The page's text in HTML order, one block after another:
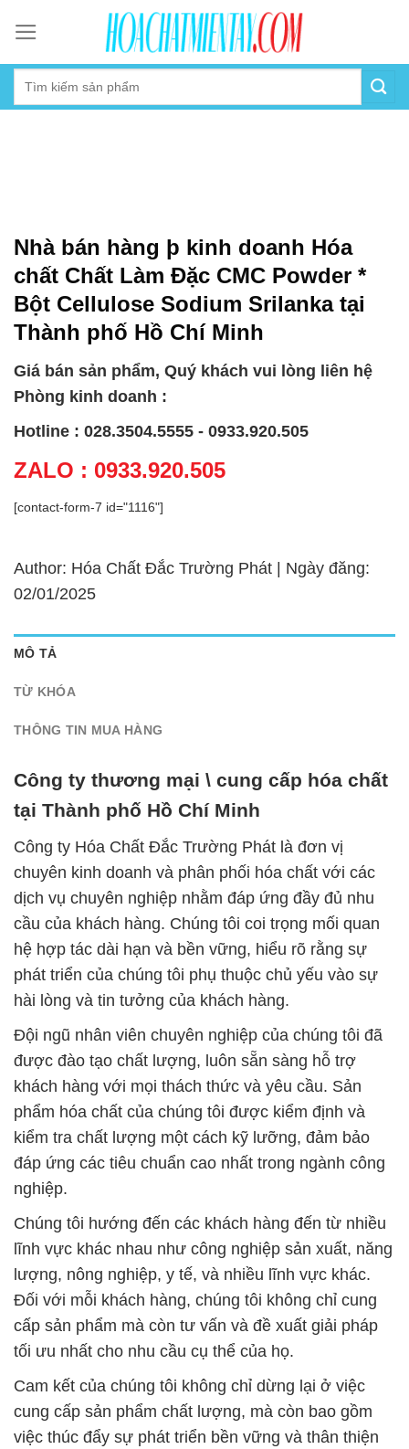
content
Nhà bán hàng þ kinh doanh Hóa
chất Chất Làm Đặc CMC Powder *
Bột Cellulose Sodium Srilanka tại
Thành phố Hồ Chí Minh
Giá bán sản phẩm, Quý khách vui lòng liên hệ
Phòng kinh doanh :
Hotline : 028.3504.5555 - 0933.920.505
ZALO : 0933.920.505
[contact-form-7 id="1116"]
Author: Hóa Chất Đắc Trường Phát | Ngày đăng:
02/01/2025
MÔ TẢ
TỪ KHÓA
THÔNG TIN MUA HÀNG
Công ty thương mại \ cung cấp hóa chất
tại Thành phố Hồ Chí Minh
Công ty Hóa Chất Đắc Trường Phát là đơn vị
chuyên kinh doanh và phân phối hóa chất với các
dịch vụ chuyên nghiệp nhằm đáp ứng đầy đủ nhu
cầu của khách hàng. Chúng tôi coi trọng mối quan
hệ hợp tác dài hạn và bền vững, hiểu rõ rằng sự
phát triển của chúng tôi phụ thuộc chủ yếu vào sự
hài lòng và tin tưởng của khách hàng.
Đội ngũ nhân viên chuyên nghiệp của chúng tôi đã
được đào tạo chất lượng, luôn sẵn sàng hỗ trợ
khách hàng với mọi thách thức và yêu cầu. Sản
phẩm hóa chất của chúng tôi được kiểm định và
kiểm tra chất lượng một cách kỹ lưỡng, đảm bảo
đáp ứng các tiêu chuẩn cao nhất trong ngành công
nghiệp.
Chúng tôi hướng đến các khách hàng đến từ nhiều
lĩnh vực khác nhau như công nghiệp sản xuất, năng
lượng, nông nghiệp, y tế, và nhiều lĩnh vực khác.
Đối với mỗi khách hàng, chúng tôi không chỉ cung
cấp sản phẩm mà còn tư vấn và đề xuất giải pháp
tối ưu nhất cho nhu cầu cụ thể của họ.
Cam kết của chúng tôi không chỉ dừng lại ở việc
cung cấp sản phẩm chất lượng, mà còn bao gồm
việc thúc đẩy sự phát triển bền vững và thân thiện